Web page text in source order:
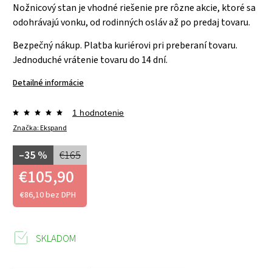
Nožnicový stan je vhodné riešenie pre rôzne akcie, ktoré sa
odohrávajú vonku, od rodinných osláv až po predaj tovaru.
Bezpečný nákup. Platba kuriérovi pri preberaní tovaru.
Jednoduché vrátenie tovaru do 14 dní.
Detailné informácie
Značka:Ekspand
1 hodnotenie
€165
–35 %
€105,90
€86,10 bez DPH
SKLADOM